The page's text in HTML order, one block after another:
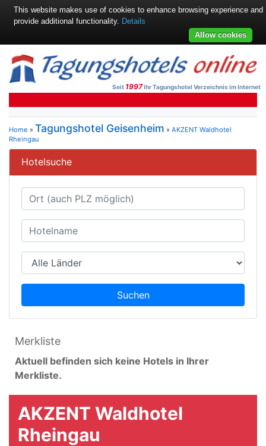
Seit 1997Ihr Tagungshotel Verzeichnis im Internet
Home » Tagungshotel Geisenheim » AKZENT Waldhotel
Rheingau
Hotelsuche
Suchen
Merkliste
Aktuell befinden sich keine Hotels in Ihrer
Merkliste.
AKZENT Waldhotel
Rheingau
This website makes use of cookies to enhance browsing experience and
provide additional functionality. Details
Allow cookies